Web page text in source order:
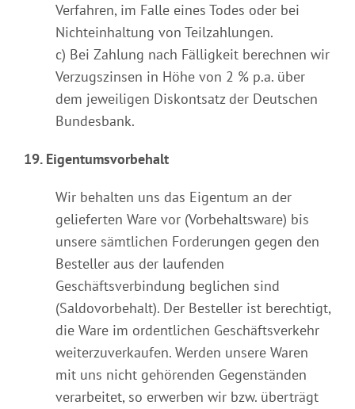
Verfahren, im Falle eines Todes oder bei
Nichteinhaltung von Teilzahlungen.
c) Bei Zahlung nach Fälligkeit berechnen wir
Verzugszinsen in Höhe von 2 % p.a. über
dem jeweiligen Diskontsatz der Deutschen
Bundesbank.
19. Eigentumsvorbehalt
Wir behalten uns das Eigentum an der
gelieferten Ware vor (Vorbehaltsware) bis
unsere sämtlichen Forderungen gegen den
Besteller aus der laufenden
Geschäftsverbindung beglichen sind
(Saldovorbehalt). Der Besteller ist berechtigt,
die Ware im ordentlichen Geschäftsverkehr
weiterzuverkaufen. Werden unsere Waren
mit uns nicht gehörenden Gegenständen
verarbeitet, so erwerben wir bzw. überträgt